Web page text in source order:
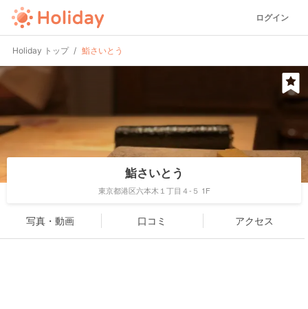
ログイン
Holiday トップ 鮨さいとう
鮨さいとう
東京都港区六本木１丁目４-５ 1F
写真・動画 口コミ アクセス